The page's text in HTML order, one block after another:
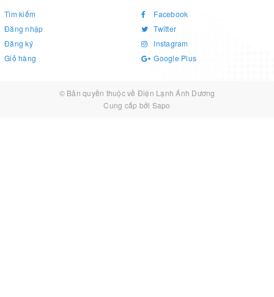
Tìm kiếm
Đăng nhập
Đăng ký
Giỏ hàng
Facebook
Twitter
Instagram
Google Plus
© Bản quyền thuộc về Điện Lạnh Ánh Dương
Cung cấp bởi Sapo